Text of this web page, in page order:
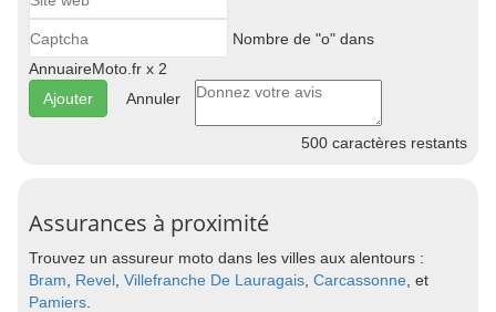
Nombre de "o" dans
AnnuaireMoto.fr x 2
Annuler
500 caractères restants
Assurances à proximité
Trouvez un assureur moto dans les villes aux alentours :
Bram
Revel Villefranche De Lauragais Carcassonne , et
Pamiers